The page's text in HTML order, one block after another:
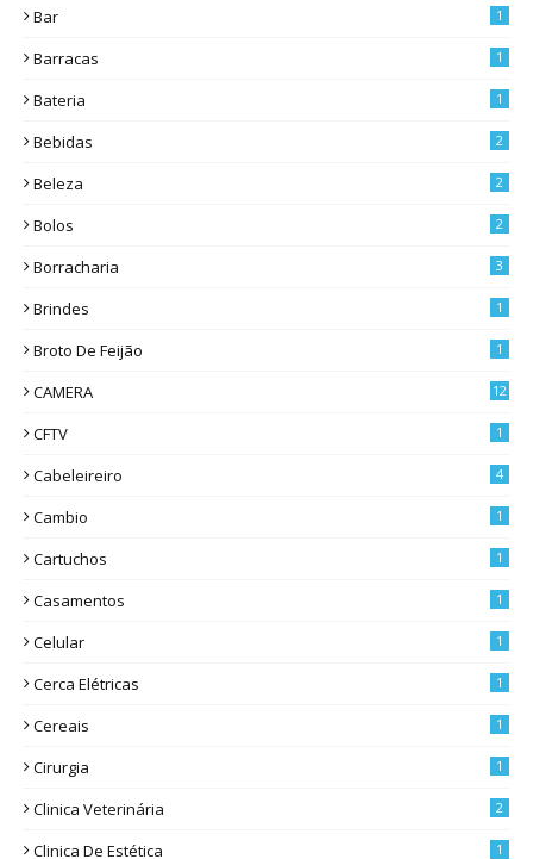
Bar 1
Barracas 1
Bateria 1
Bebidas 2
Beleza 2
Bolos 2
Borracharia 3
Brindes 1
Broto De Feijão 1
CAMERA 12
CFTV 1
Cabeleireiro 4
Cambio 1
Cartuchos 1
Casamentos 1
Celular 1
Cerca Elétricas 1
Cereais 1
Cirurgia 1
Clinica Veterinária 2
Clinica De Estética 1